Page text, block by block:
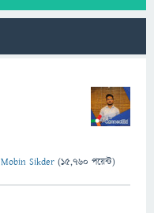
Mobin Sikder (15,760 পয়েন্ট)